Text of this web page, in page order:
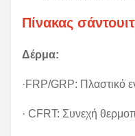
Πίνακας
Δέρμα:
·FRP/GRP: Πλαστικό
· CFRT: Συνεχή